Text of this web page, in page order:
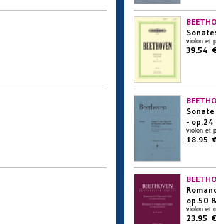
violon et
39.54
- op.24
violon et
18.95
op.50
violon et
23.95 €